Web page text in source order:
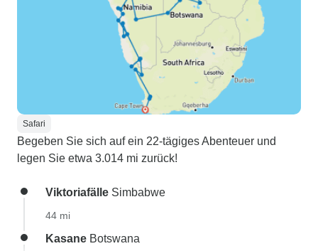
Safari
Begeben Sie sich auf ein 22-tägiges Abenteuer und
legen Sie etwa 3.014 mi zurück!
Viktoriafälle Simbabwe
44 mi
Kasane Botswana